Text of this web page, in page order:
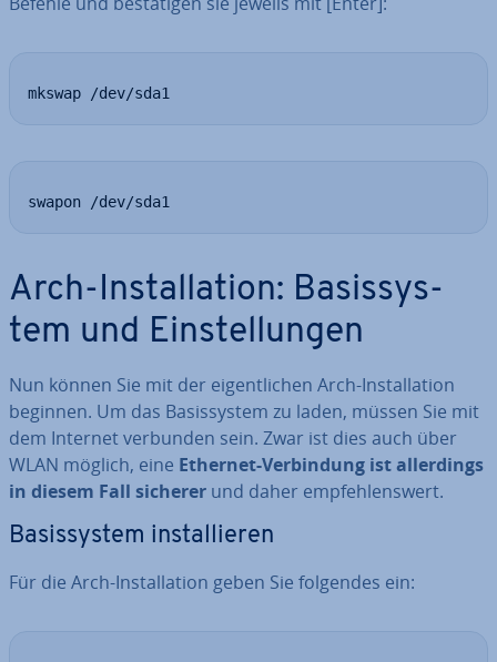
mkswap /dev/sda1
swapon /dev/sda1
Arch-In­stal­la­ti­on: Ba­sis­sys­
tem und Ein­stel­lun­gen
Nun können Sie mit der ei­gent­li­chen Arch-In­stal­la­ti­on
beginnen. Um das Ba­sis­sys­tem zu laden, müssen Sie mit
dem Internet verbunden sein. Zwar ist dies auch über
WLAN möglich, eine Ethernet-Ver­bin­dung ist al­ler­dings
in diesem Fall sicherer und daher emp­feh­lens­wert.
Ba­sis­sys­tem in­stal­lie­ren
Für die Arch-In­stal­la­ti­on geben Sie folgendes ein: